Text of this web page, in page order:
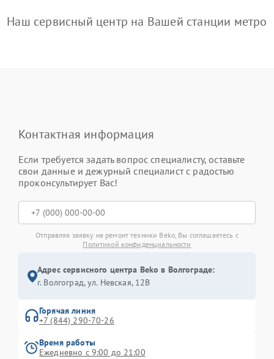
Наш сервисный центр на Вашей станции метро
Контактная информация
Если требуется задать вопрос специалисту, оставьте
свои данные и дежурный специалист с радостью
проконсультирует Вас!
Отправляя заявку на ремонт техники Beko, Вы соглашаетесь с
Политикой конфиденциальности
Адрес сервисного центра Beko в Волгограде:
г. Волгоград, ул. Невская, 12В
Горячая линия
+7 (844) 290-70-26
Время работы
Ежедневно с 9:00 до 21:00